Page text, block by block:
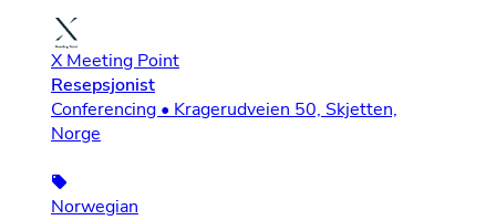
X Meeting Point
Resepsjonist
Conferencing • Kragerudveien 50, Skjetten,
Norge
Norwegian